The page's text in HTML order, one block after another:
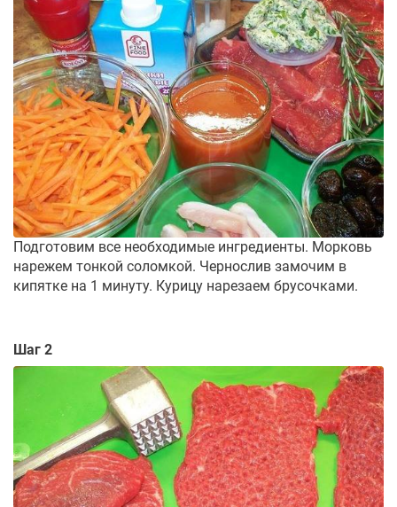
Подготовим все необходимые ингредиенты. Морковь
нарежем тонкой соломкой. Чернослив замочим в
кипятке на 1 минуту. Курицу нарезаем брусочками.
Шаг 2